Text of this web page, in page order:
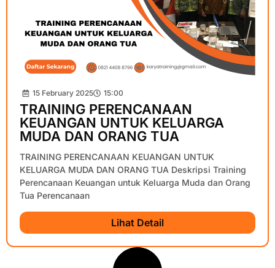
15 February 2025 15:00
TRAINING PERENCANAAN
KEUANGAN UNTUK KELUARGA
MUDA DAN ORANG TUA
TRAINING PERENCANAAN KEUANGAN UNTUK
KELUARGA MUDA DAN ORANG TUA Deskripsi Training
Perencanaan Keuangan untuk Keluarga Muda dan Orang
Tua Perencanaan
Lihat Detail